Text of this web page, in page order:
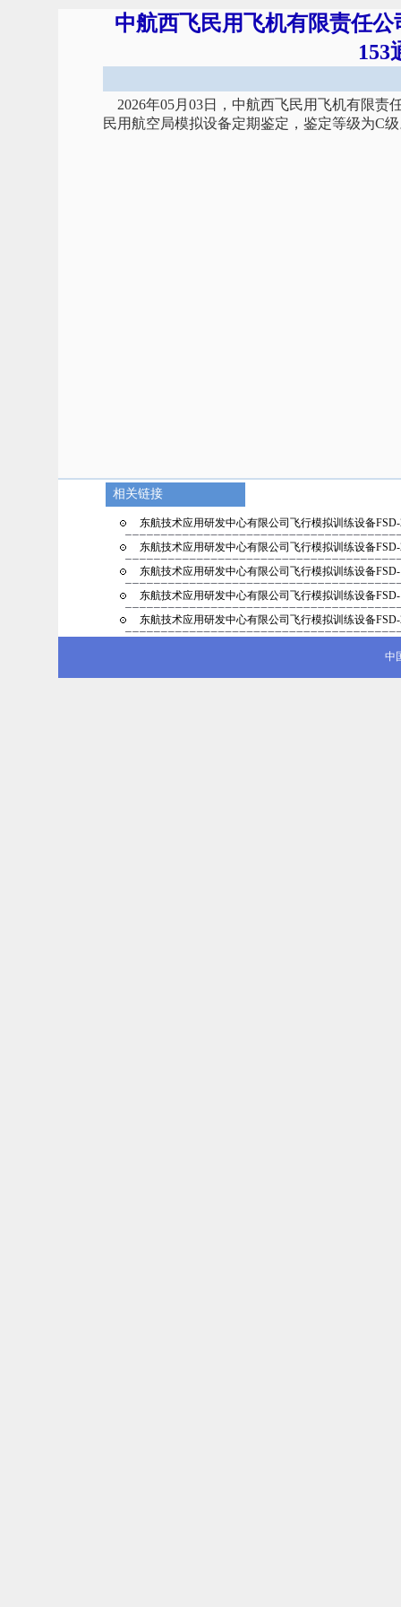
中航西飞民用飞机有限责任
153
2026年05月03日，中航西飞民用飞机有限责
民用航空局模拟设备定期鉴定，鉴定等级为C
相关链接
东航技术应用研发中心有限公司飞行模拟训练设备
东航技术应用研发中心有限公司飞行模拟训练设备
东航技术应用研发中心有限公司飞行模拟训练设备
东航技术应用研发中心有限公司飞行模拟训练设备
东航技术应用研发中心有限公司飞行模拟训练设备
中